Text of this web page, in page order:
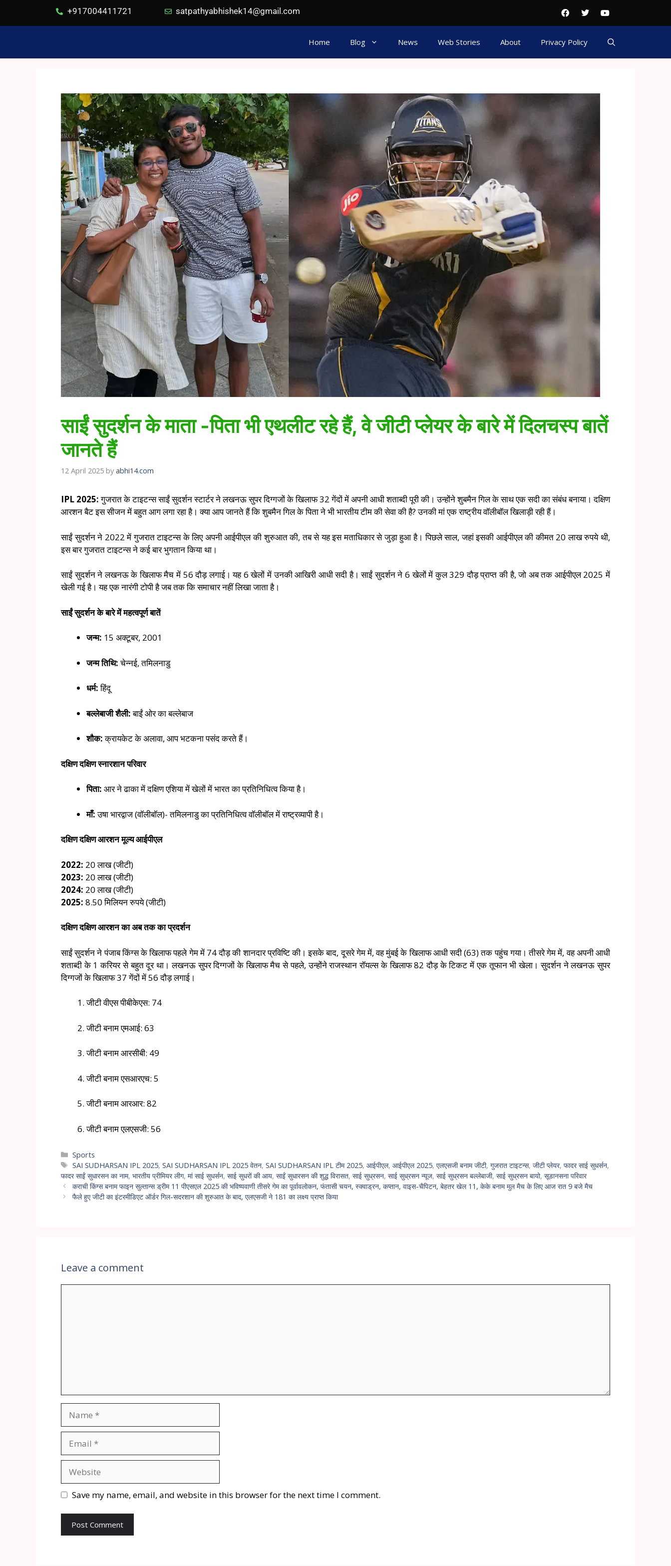
+917004411721 satpathyabhishek14@gmail.com
Home Blog News Web Stories About Privacy Policy
साईं सुदर्शन के माता -पिता भी एथलीट रहे हैं, वे जीटी प्लेयर के बारे में दिलचस्प बातें
जानते हैं
12 April 2025 by abhi14.com
IPL 2025:गुजरात के टाइटन्स साईं सुदर्शन स्टार्टर ने लखनऊ सुपर दिग्गजों के खिलाफ 32 गेंदों में अपनी आधी शताब्दी पूरी की। उन्होंने शुबमैन गिल के साथ एक सदी का संबंध बनाया। दक्षिण
आरशन बैट इस सीजन में बहुत आग लगा रहा है। क्या आप जानते हैं कि शुबमैन गिल के पिता ने भी भारतीय टीम की सेवा की है? उनकी मां एक राष्ट्रीय वॉलीबॉल खिलाड़ी रही हैं।
साईं सुदर्शन ने 2022 में गुजरात टाइटन्स के लिए अपनी आईपीएल की शुरुआत की, तब से यह इस मताधिकार से जुड़ा हुआ है। पिछले साल, जहां इसकी आईपीएल की कीमत 20 लाख रुपये थी,
इस बार गुजरात टाइटन्स ने कई बार भुगतान किया था।
साईं सुदर्शन ने लखनऊ के खिलाफ मैच में 56 दौड़ लगाई। यह 6 खेलों में उनकी आखिरी आधी सदी है। साईं सुदर्शन ने 6 खेलों में कुल 329 दौड़ प्राप्त की है, जो अब तक आईपीएल 2025 में
खेली गई है। यह एक नारंगी टोपी है जब तक कि समाचार नहीं लिखा जाता है।
साईं सुदर्शन के बारे में महत्वपूर्ण बातें
जन्म: 15 अक्टूबर, 2001
जन्म तिथि:चेन्नई, तमिलनाडु
धर्म:हिंदू
बल्लेबाजी शैली:बाईं ओर का बल्लेबाज
शौक:क्रायकेट के अलावा, आप भटकना पसंद करते हैं।
दक्षिण दक्षिण स्नारशान परिवार
पिता: आर ने ढाका में दक्षिण एशिया में खेलों में भारत का प्रतिनिधित्व किया है।
माँ:उषा भारद्वाज (वॉलीबॉल)- तमिलनाडु का प्रतिनिधित्व वॉलीबॉल में राष्ट्रव्यापी है।
दक्षिण दक्षिण आरशन मूल्य आईपीएल
2022: 20 लाख (जीटी)
2023: 20 लाख (जीटी)
2024: 20 लाख (जीटी)
2025: 8.50 मिलियन रुपये (जीटी)
दक्षिण दक्षिण आरशन का अब तक का प्रदर्शन
साईं सुदर्शन ने पंजाब किंग्स के खिलाफ पहले गेम में 74 दौड़ की शानदार प्रविष्टि की। इसके बाद, दूसरे गेम में, वह मुंबई के खिलाफ आधी सदी (63) तक पहुंच गया। तीसरे गेम में, वह अपनी आधी
शताब्दी के 1 करियर से बहुत दूर था। लखनऊ सुपर दिग्गजों के खिलाफ मैच से पहले, उन्होंने राजस्थान रॉयल्स के खिलाफ 82 दौड़ के टिकट में एक तूफान भी खेला। सुदर्शन ने लखनऊ सुपर
दिग्गजों के खिलाफ 37 गेंदों में 56 दौड़ लगाई।
जीटी वीएस पीबीकेएस: 74
जीटी बनाम एमआई: 63
जीटी बनाम आरसीबी: 49
जीटी बनाम एसआरएच: 5
जीटी बनाम आरआर: 82
जीटी बनाम एलएसजी: 56
Sports
SAI SUDHARSAN IPL 2025,SAI SUDHARSAN IPL 2025 वेतन,SAI SUDHARSAN IPL टीम 2025,आईपीएल,आईपीएल 2025,एलएसजी बनाम जीटी,गुजरात टाइटन्स,जीटी प्लेयर,फादर साई सुधर्सन,
फादर साईं सुधारसन का नाम, भारतीय प्रीमियर लीग, मां साई सुधर्सन, साई सुधरों की आय, साईं सुधारसन की शुद्ध विरासत, साई सुध्रसन, साई सुध्रसन न्यूज, साई सुध्रसन बल्लेबाजी, साई सुध्रसन बायो, सूडानसना परिवार
कराची किंग्स बनाम फाइन सुल्तान्स ड्रीम 11 पीएसएल 2025 की भविष्यवाणी तीसरे गेम का पूर्वावलोकन, फंतासी चयन, स्क्वाड्रन, कप्तान, वाइस-चैपिटन, बेहतर खेल 11, केके बनाम मुल मैच के लिए आज रात 9 बजे मैच
फैले हुए जीटी का इंटरमीडिएट ऑर्डर गिल-सदरशान की शुरुआत के बाद, एलएसजी ने 181 का लक्ष्य प्राप्त किया
Leave a comment
Save my name, email, and website in this browser for the next time I comment.